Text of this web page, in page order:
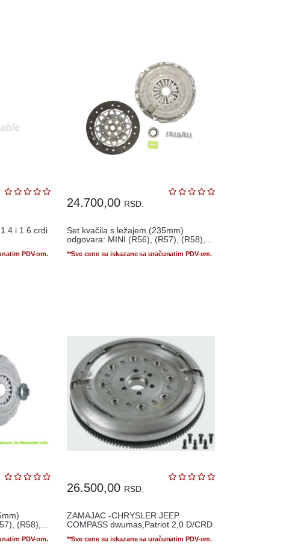
i 1.6 crdi
PDV-om.
24.700,00 RSD.
Set kvačila s ležajem (235mm)
odgovara: MINI (R56), (R57), (R58),...
**Sve cene su iskazane sa uračunatim PDV-om.
(R58),...
PDV-om.
26.500,00 RSD.
ZAMAJAC -CHRYSLER JEEP
COMPASS dwumas,Patriot 2,0 D/CRD
**Sve cene su iskazane sa uračunatim PDV-om.